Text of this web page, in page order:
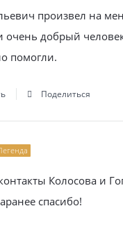
произвел на
добрый
помогли.
Поделиться
Колосова и
спасибо!